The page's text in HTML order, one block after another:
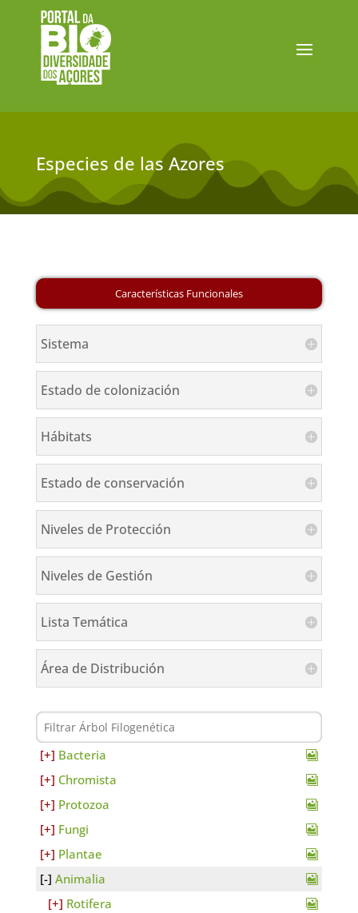
Especies de las Azores
Sistema
Estado de colonización
Hábitats
Estado de conservación
Niveles de Protección
Niveles de Gestión
Lista Temática
Área de Distribución
Bacteria
Chromista
Protozoa
Fungi
Plantae
Animalia
Rotifera